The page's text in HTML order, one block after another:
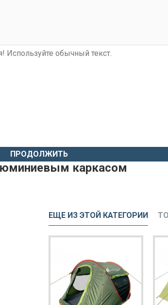
Используйте обычный текст.
ПРОДОЛЖИТЬ
каркасом
ЕЩЕ ИЗ ЭТОЙ КАТЕГОРИИ